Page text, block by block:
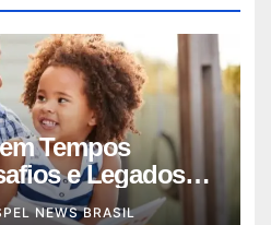
Tempos
e Legados
NEWS BRASIL